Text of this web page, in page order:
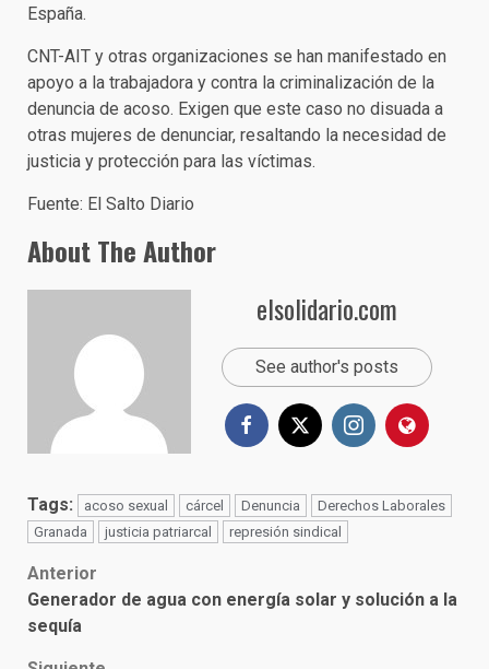
España.
CNT-AIT y otras organizaciones se han manifestado en
apoyo a la trabajadora y contra la criminalización de la
denuncia de acoso. Exigen que este caso no disuada a
otras mujeres de denunciar, resaltando la necesidad de
justicia y protección para las víctimas.
Fuente: El Salto Diario
About The Author
elsolidario.com
See author's posts
Tags: acoso sexual cárcel Denuncia
Derechos Laborales
Granada
justicia patriarcal represión sindical
Post
navigation
Anterior
Generador de agua con energía solar y solución a la
sequía